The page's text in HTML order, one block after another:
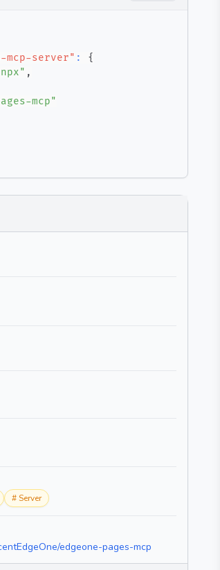
mcp-server" :
{
,
mcp"
#Server
edgeone-pages-mcp